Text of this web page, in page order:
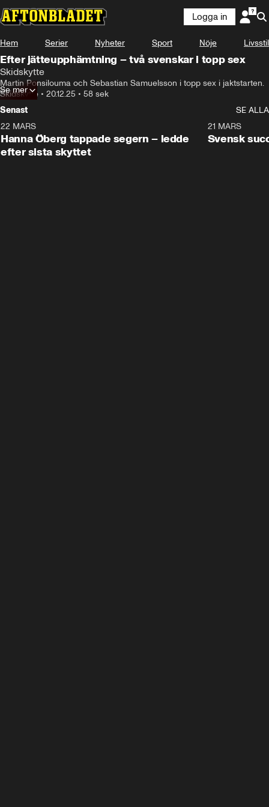
Logga in
Hem Serier Nyheter Sport Nöje Livsstil
Efter jätteupphämtning – två svenskar i topp sex
Skidskytte
Martin Ponsilouma och Sebastian Samuelsson i topp sex i jaktstarten.
Skidskytte • 20.12.25 • 58 sek
Se mer
Senast
SE ALLA
22 MARS
Hanna Öberg tappade segern – ledde
efter sista skyttet
21 MARS
Svensk